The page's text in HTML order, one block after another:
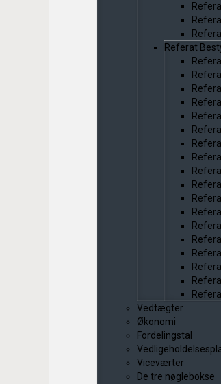
Referat
Vedtægter
Økonomi
Fordelingstal
Viceværter
De tre nøglebokse